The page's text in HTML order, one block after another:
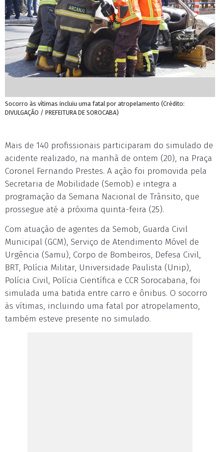
Socorro às vítimas incluiu uma fatal por atropelamento (Crédito:
DIVULGAÇÃO / PREFEITURA DE SOROCABA)
Mais de 140 profissionais participaram do simulado de
acidente realizado, na manhã de ontem (20), na Praça
Coronel Fernando Prestes. A ação foi promovida pela
Secretaria de Mobilidade (Semob) e integra a
programação da Semana Nacional de Trânsito, que
prossegue até a próxima quinta-feira (25).
Com atuação de agentes da Semob, Guarda Civil
Municipal (GCM), Serviço de Atendimento Móvel de
Urgência (Samu), Corpo de Bombeiros, Defesa Civil,
BRT, Polícia Militar, Universidade Paulista (Unip),
Polícia Civil, Polícia Científica e CCR Sorocabana, foi
simulada uma batida entre carro e ônibus. O socorro
às vítimas, incluindo uma fatal por atropelamento,
também esteve presente no simulado.